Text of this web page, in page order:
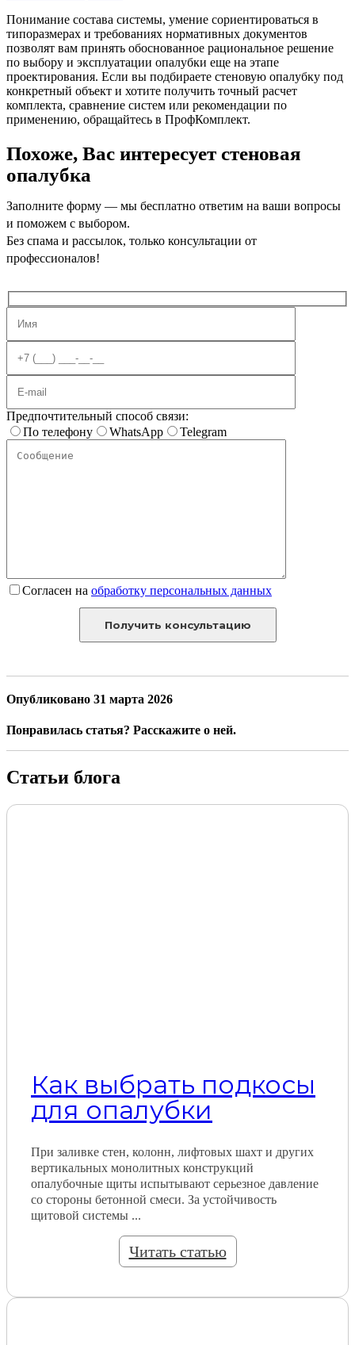
Понимание состава системы, умение сориентироваться в
типоразмерах и требованиях нормативных документов
позволят вам принять обоснованное рациональное решение
по выбору и эксплуатации опалубки еще на этапе
проектирования. Если вы подбираете стеновую опалубку под
конкретный объект и хотите получить точный расчет
комплекта, сравнение систем или рекомендации по
применению, обращайтесь в ПрофКомплект.
Похоже, Вас интересует стеновая
опалубка
Заполните форму — мы бесплатно ответим на ваши вопросы
и поможем с выбором.
Без спама и рассылок, только консультации от
профессионалов!
Предпочтительный способ связи:
По телефону
WhatsApp Telegram
Согласен на обработку персональных данных
Опубликовано 31 марта 2026
Понравилась статья? Расскажите о ней.
Статьи блога
Как выбрать подкосы
для опалубки
При заливке стен, колонн, лифтовых шахт и других
вертикальных монолитных конструкций
опалубочные щиты испытывают серьезное давление
со стороны бетонной смеси. За устойчивость
щитовой системы ...
Читать статью